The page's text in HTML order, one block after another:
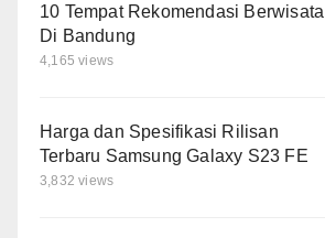
10 Tempat Rekomendasi Berwisata
Di Bandung
4,165 views
Harga dan Spesifikasi Rilisan
Terbaru Samsung Galaxy S23 FE
3,832 views